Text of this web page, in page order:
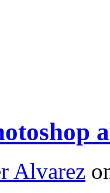
Alvarez